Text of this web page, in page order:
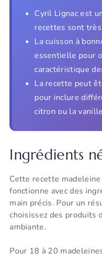
Cyril Lignac est
recettes sont
La cuisson à
essentielle pour
caractéristique
La recette peut
pour inclure
citron ou la
Ingrédients
Cette recette
fonctionne avec des
main précis. Pour un
choisissez des produits
ambiante.
Pour 18 à 20